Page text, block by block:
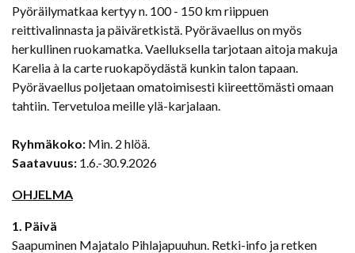
Pyöräilymatkaa kertyy n. 100 - 150 km riippuen
reittivalinnasta ja päiväretkistä. Pyörävaellus on myös
herkullinen ruokamatka. Vaelluksella tarjotaan aitoja makuja
Karelia à la carte ruokapöydästä kunkin talon tapaan.
Pyörävaellus poljetaan omatoimisesti kiireettömästi omaan
tahtiin. Tervetuloa meille ylä-karjalaan.
Ryhmäkoko: Min. 2 hlöä.
Saatavuus: 1.6.-30.9.2026
OHJELMA
1. Päivä
Saapuminen Majatalo Pihlajapuuhun. Retki-info ja retken